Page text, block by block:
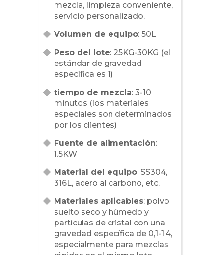
mezcla, limpieza conveniente,
servicio personalizado.
Volumen de equipo: 50L
Peso del lote: 25KG-30KG (el
estándar de gravedad
específica es 1)
tiempo de mezcla: 3-10
minutos (los materiales
especiales son determinados
por los clientes)
Fuente de alimentación:
1.5KW
Material del equipo: SS304,
316L, acero al carbono, etc.
Materiales aplicables: polvo
suelto seco y húmedo y
partículas de cristal con una
gravedad específica de 0,1-1,4,
especialmente para mezclas